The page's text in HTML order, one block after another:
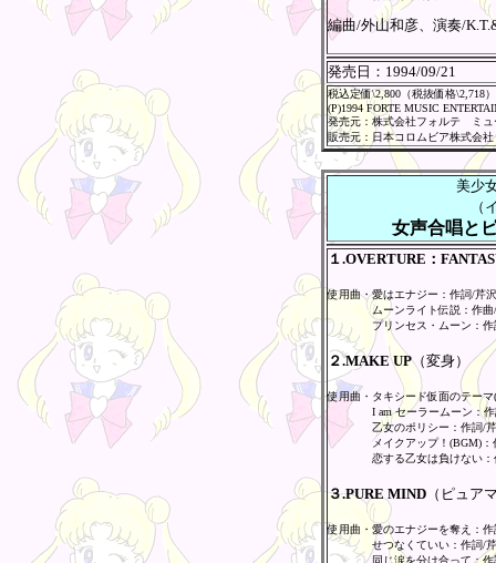
編曲/外山和彦、演奏/
発売日： 1994/09/21
税込定価\2,800（税抜価格\2,718）
(P)1994 FORTE MUSIC
発売元：株式会社フォルテ ミュ
販売元：日本コロムビア株式会社
美少
（
女声合唱と
１.OVERTURE：
使用曲・愛はエナジー：作詞/芹
ムーンライト伝説：作
プリンセス・ムーン：
２.MAKE UP（変身）
使用曲・タキシード仮面のテー
I am セーラームーン：
乙女のポリシー：作詞/
メイクアップ！(BGM)
恋する乙女は負けない
３.PURE MIND （ピュア
使用曲・愛のエナジーを奪え：
せつなくていい：作詞/
同じ涙を分け合って：